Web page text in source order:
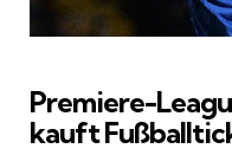
Premiere-
kauft